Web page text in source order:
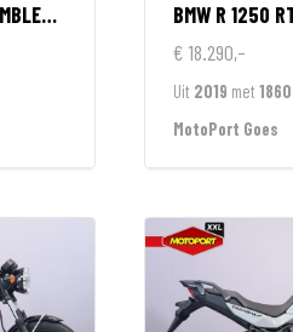
900
BMW R 1250
€ 18.290,-
Uit 2019 met
MotoPort Goes